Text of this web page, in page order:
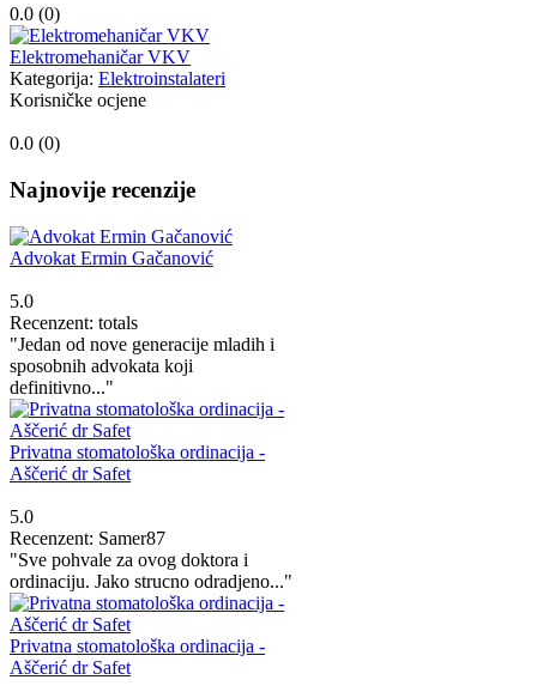
0.0 (0)
Elektromehaničar VKV
Kategorija: Elektroinstalateri
Korisničke ocjene
0.0 (0)
Najnovije recenzije
Advokat Ermin Gačanović
5.0
Recenzent: totals
"Jedan od nove generacije mladih i
sposobnih advokata koji
definitivno..."
Privatna stomatološka ordinacija -
Aščerić dr Safet
5.0
Recenzent: Samer87
"Sve pohvale za ovog doktora i
ordinaciju. Jako strucno odradjeno..."
Privatna stomatološka ordinacija -
Aščerić dr Safet